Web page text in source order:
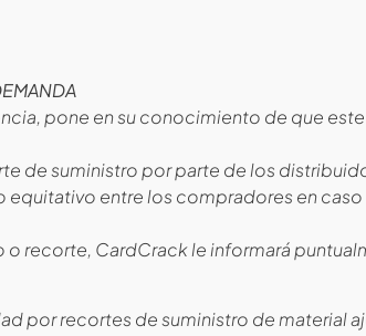
pone en su conocimiento de que
de suministro por parte de los
equitativo entre los compradores en
recorte, CardCrack le informará
por recortes de suministro de material